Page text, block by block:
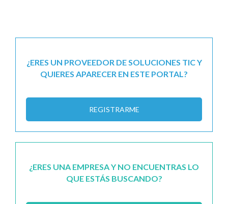
¿ERES UN PROVEEDOR DE SOLUCIONES TIC Y
QUIERES APARECER EN ESTE PORTAL?
REGISTRARME
¿ERES UNA EMPRESA Y NO ENCUENTRAS LO
QUE ESTÁS BUSCANDO?